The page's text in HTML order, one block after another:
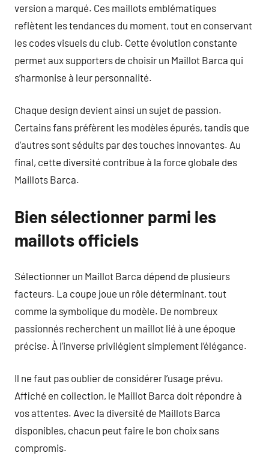
version a marqué. Ces maillots emblématiques
reflètent les tendances du moment, tout en conservant
les codes visuels du club. Cette évolution constante
permet aux supporters de choisir un Maillot Barca qui
s’harmonise à leur personnalité.
Chaque design devient ainsi un sujet de passion.
Certains fans préfèrent les modèles épurés, tandis que
d’autres sont séduits par des touches innovantes. Au
final, cette diversité contribue à la force globale des
Maillots Barca.
Bien sélectionner parmi les
maillots officiels
Sélectionner un Maillot Barca dépend de plusieurs
facteurs. La coupe joue un rôle déterminant, tout
comme la symbolique du modèle. De nombreux
passionnés recherchent un maillot lié à une époque
précise. À l’inverse privilégient simplement l’élégance.
Il ne faut pas oublier de considérer l’usage prévu.
Affiché en collection, le Maillot Barca doit répondre à
vos attentes. Avec la diversité de Maillots Barca
disponibles, chacun peut faire le bon choix sans
compromis.